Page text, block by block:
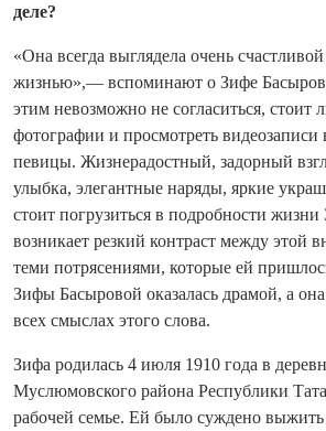
деле?
«Она всегда выглядела очень
жизнью»,— вспоминают о Зифе
этим невозможно не согласиться, стоит
фотографии и просмотреть видеозаписи
певицы. Жизнерадостный, задорный
улыбка, элегантные наряды, яркие
стоит погрузиться в подробности
возникает резкий контраст между этой
теми потрясениями, которые ей
Зифы Басыровой оказалась драмой, а
всех смыслах этого слова.
Зифа родилась 4 июля 1910 года в
Муслюмовского района Рес­публики
рабочей семье. Ей было суждено выжить